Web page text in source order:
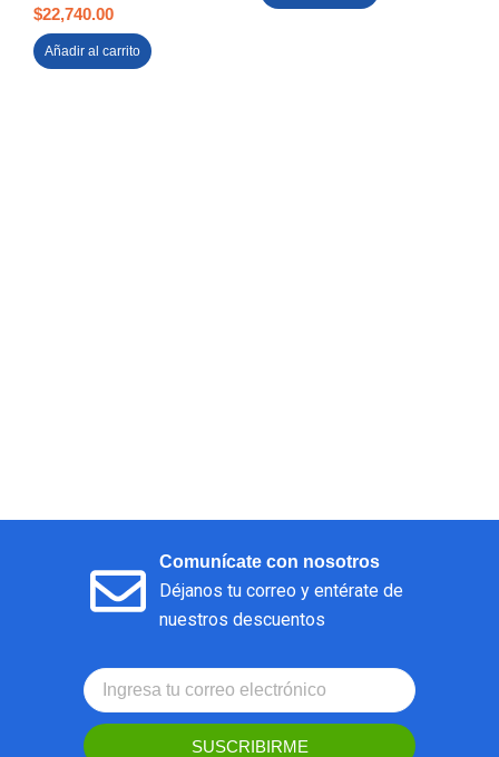
$22,740.00
Añadir al carrito
Comunícate con nosotros
Déjanos tu correo y entérate de
nuestros descuentos
SUSCRIBIRME